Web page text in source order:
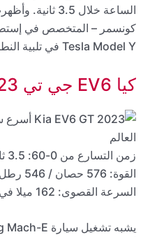
الساعة خلال 3.5
كونسمر – المتخصص في
Tesla Model Y في تلبية النطاق الرسمي على مدار العام.
كيا EV6 جي تي 2023
زمن التسارع من 0-60: 3.5 ثانية
القوة: 576 حصان / 546 رطل-قدم
السرعة القصوى: 162 ميلا في الساعة